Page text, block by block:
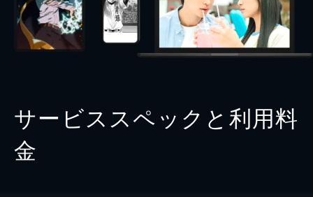
サービススペックと利用料
金